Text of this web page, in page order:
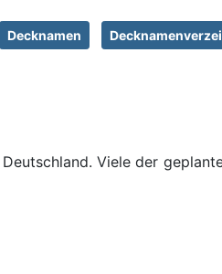
Decknamen
Viele der